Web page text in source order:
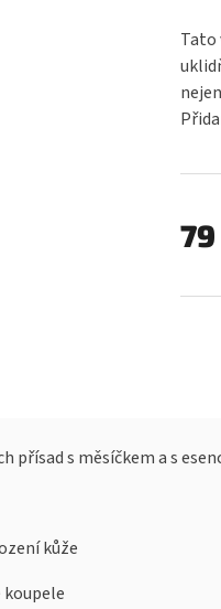
Tato
je
0,0
z
5
přísad s měsíčkem a s
kůže
koupele